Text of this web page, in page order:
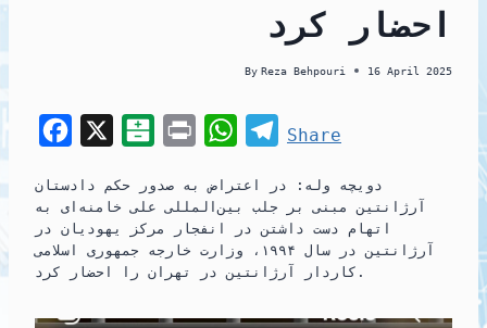
احضار کرد
By Reza Behpouri 16 April 2025
c
e
b
l
a
t
i
n
t
a
t
s
T
l
e
g
Share
دویچه وله: در اعتراض به صدور حکم دادستان
آرژانتین مبنی بر جلب بین‌المللی علی خامنه‌ای به
اتهام دست داشتن در انفجار مرکز یهودیان در
آرژانتین در سال ۱۹۹۴، وزارت خارجه جمهوری اسلامی
کاردار آرژانتین در تهران را احضار کرد.